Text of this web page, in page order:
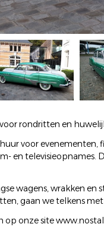
rondritten en
voor evenementen,
en televisieopnames.
wagens, wrakken en
gaan we telkens
op onze site